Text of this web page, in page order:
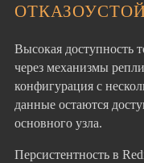
Высокая доступность
через механизмы
конфигурация с
данные остаются
основного узла.
Персистентность в